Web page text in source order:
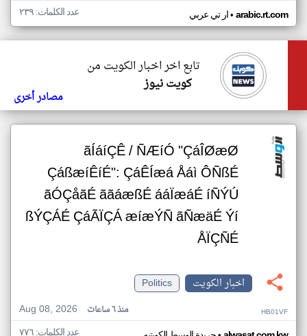
ار تي عربي• arabic.rt.com عدد الكلمات: ٢٣٩
تابع اخر اخبار الكويت من
كويت نيوز
مصادر أخرى
ãÍáíÇÊ / ÑÆíÓ "ÇáÎØæØ
ÇáßæíÊíÉ": ÇáÊÍæá Åáì ÔÑßÉ
ãÓÇåãÉ ããáæßÉ ááÏæáÉ íÑÝÚ
ßÝÇÁÉ ÇáÃÏÇÁ æíæÝÑ ãÑæäÉ Ýí
ÅÏÇÑÉ
اخبار الكويت
Politics
Aug 08, 2026
منذ ٦ ساعات HB01VF
عدد الكلمات: ٧٧٦